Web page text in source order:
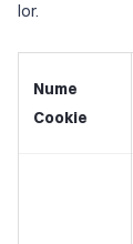
lor.
Nume
Cookie